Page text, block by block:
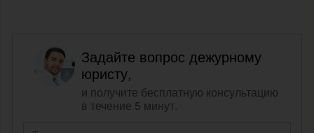
Задайте вопрос дежурному
юристу,
и получите бесплатную консультацию
в течение 5 минут.